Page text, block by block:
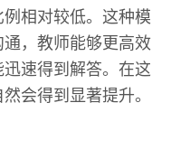
相对较低。这种模
，教师能够更高效
速得到解答。在这
会得到显著提升。